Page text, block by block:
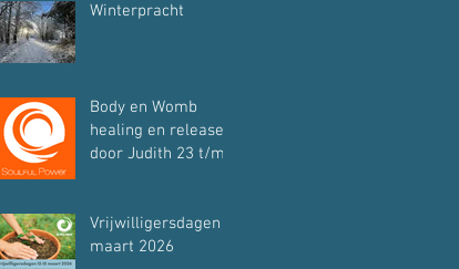
Winterpracht
Body en Womb
healing en release
door Judith 23 t/m
Vrijwilligersdagen
maart 2026